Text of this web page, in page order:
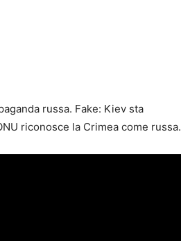
russa. Fake: Kiev sta
riconosce la Crimea come russa.